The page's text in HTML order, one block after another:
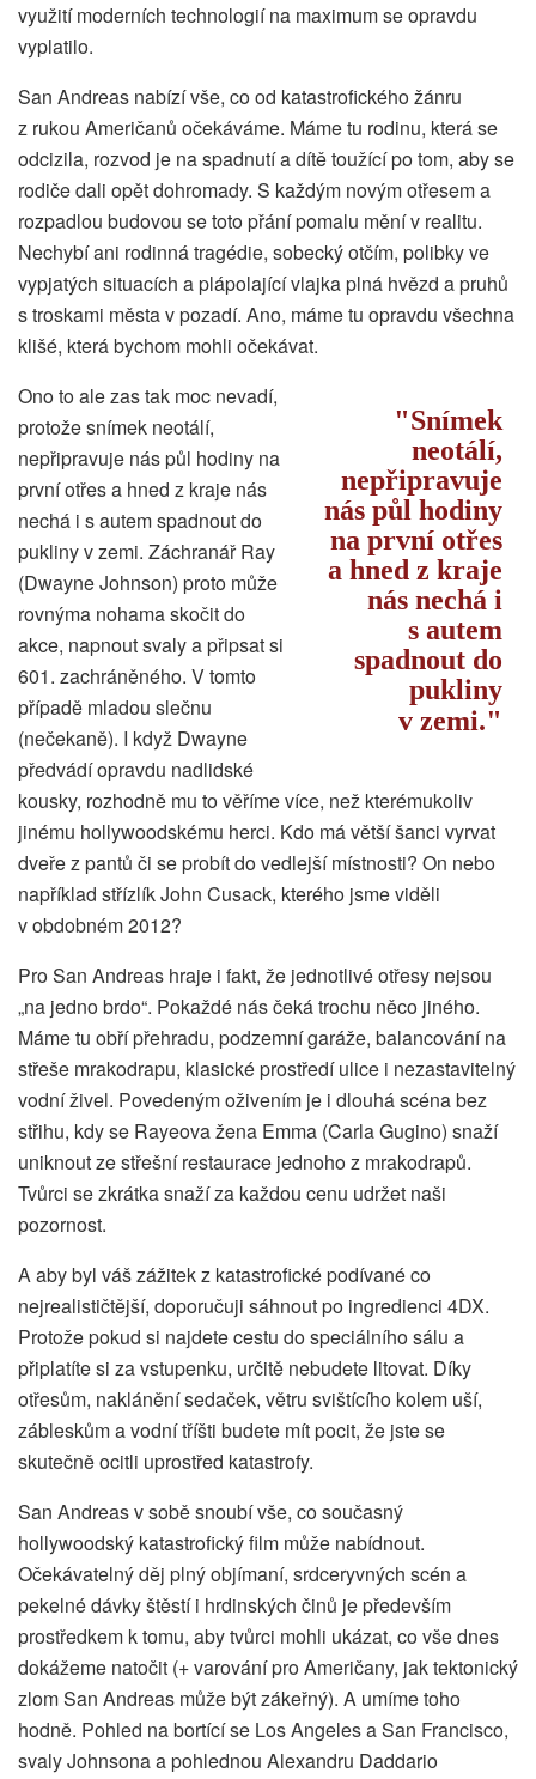
využití moderních technologií na maximum se opravdu
vyplatilo.
San Andreas nabízí vše, co od katastrofického žánru
z rukou Američanů očekáváme. Máme tu rodinu, která se
odcizila, rozvod je na spadnutí a dítě toužící po tom, aby se
rodiče dali opět dohromady. S každým novým otřesem a
rozpadlou budovou se toto přání pomalu mění v realitu.
Nechybí ani rodinná tragédie, sobecký otčím, polibky ve
vypjatých situacích a plápolající vlajka plná hvězd a pruhů
s troskami města v pozadí. Ano, máme tu opravdu všechna
klišé, která bychom mohli očekávat.
Snímek
neotálí,
nepřipravuje
nás půl hodiny
na první otřes
a hned z kraje
nás nechá i
s autem
spadnout do
pukliny
v zemi.
Ono to ale zas tak moc nevadí,
protože snímek neotálí,
nepřipravuje nás půl hodiny na
první otřes a hned z kraje nás
nechá i s autem spadnout do
pukliny v zemi. Záchranář Ray
(Dwayne Johnson) proto může
rovnýma nohama skočit do
akce, napnout svaly a připsat si
601. zachráněného. V tomto
případě mladou slečnu
(nečekaně). I když Dwayne
předvádí opravdu nadlidské
kousky, rozhodně mu to věříme více, než kterémukoliv
jinému hollywoodskému herci. Kdo má větší šanci vyrvat
dveře z pantů či se probít do vedlejší místnosti? On nebo
například střízlík John Cusack, kterého jsme viděli
v obdobném 2012?
Pro San Andreas hraje i fakt, že jednotlivé otřesy nejsou
„na jedno brdo“. Pokaždé nás čeká trochu něco jiného.
Máme tu obří přehradu, podzemní garáže, balancování na
střeše mrakodrapu, klasické prostředí ulice i nezastavitelný
vodní živel. Povedeným oživením je i dlouhá scéna bez
střihu, kdy se Rayeova žena Emma (Carla Gugino) snaží
uniknout ze střešní restaurace jednoho z mrakodrapů.
Tvůrci se zkrátka snaží za každou cenu udržet naši
pozornost.
A aby byl váš zážitek z katastrofické podívané co
nejrealističtější, doporučuji sáhnout po ingredienci 4DX.
Protože pokud si najdete cestu do speciálního sálu a
připlatíte si za vstupenku, určitě nebudete litovat. Díky
otřesům, naklánění sedaček, větru svištícího kolem uší,
zábleskům a vodní tříšti budete mít pocit, že jste se
skutečně ocitli uprostřed katastrofy.
San Andreas v sobě snoubí vše, co současný
hollywoodský katastrofický film může nabídnout.
Očekávatelný děj plný objímaní, srdceryvných scén a
pekelné dávky štěstí i hrdinských činů je především
prostředkem k tomu, aby tvůrci mohli ukázat, co vše dnes
dokážeme natočit (+ varování pro Američany, jak tektonický
zlom San Andreas může být zákeřný). A umíme toho
hodně. Pohled na bortící se Los Angeles a San Francisco,
svaly Johnsona a pohlednou Alexandru Daddario